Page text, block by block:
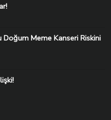
Meme Kanseri Riskini